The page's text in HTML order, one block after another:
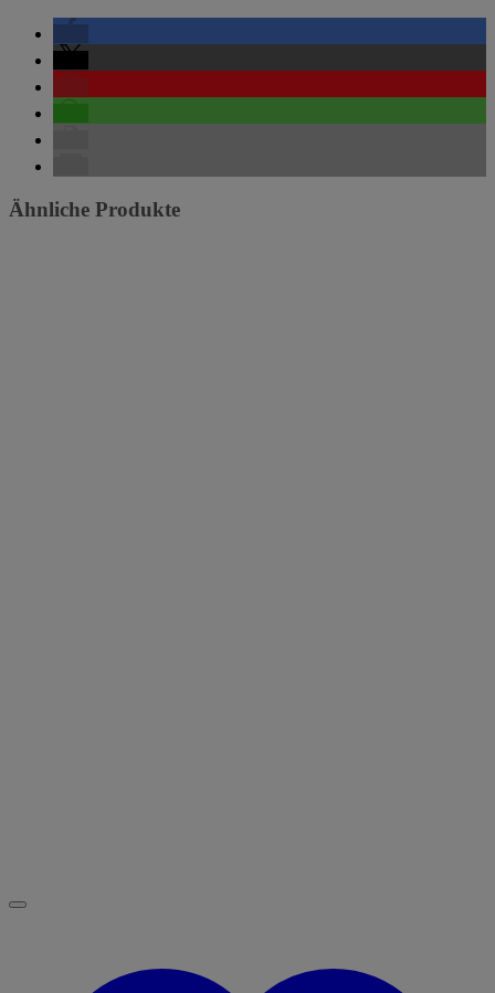
Ähnliche Produkte